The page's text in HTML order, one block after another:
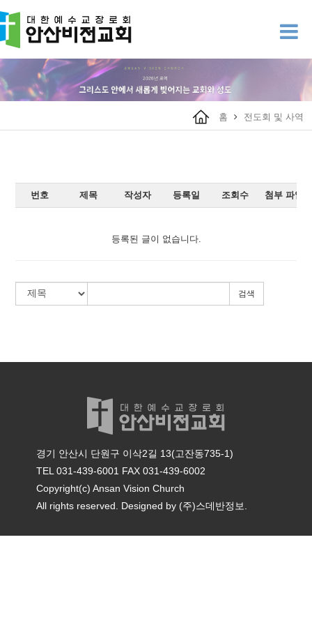
홈 전도회 및 사역
번호 제목 작성자 등록일 조회수 첨부 파일
등록된 글이 없습니다.
검색
경기 안산시 단원구 이삭2길 13(고잔동735-1)
TEL 031-439-6001 FAX 031-439-6002
Copyright(c) Ansan Vision Church
All rights reserved. Designed by (주)스데반정보.